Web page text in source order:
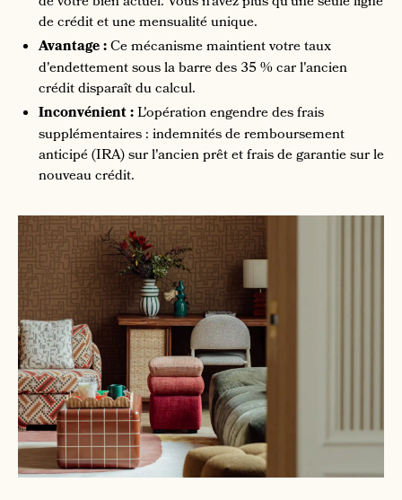
de crédit et une mensualité unique.
Avantage :Ce mécanisme maintient votre taux
d'endettement sous la barre des 35 % car l'ancien
crédit disparaît du calcul.
Inconvénient :L'opération engendre des frais
supplémentaires : indemnités de remboursement
anticipé (IRA) sur l'ancien prêt et frais de garantie sur le
nouveau crédit.